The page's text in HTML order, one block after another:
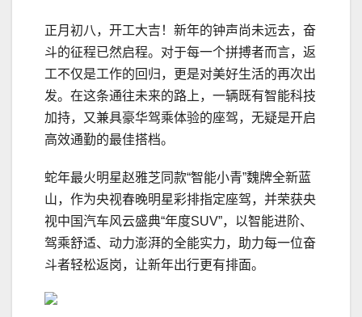
正月初八，开工大吉！新年的钟声尚未远去，奋
斗的征程已然启程。对于每一个拼搏者而言，返
工不仅是工作的回归，更是对美好生活的再次出
发。在这条通往未来的路上，一辆既有智能科技
加持，又兼具豪华驾乘体验的座驾，无疑是开启
高效通勤的最佳搭档。
蛇年最火明星赵雅芝同款“智能小青”魏牌全新蓝
山，作为央视春晚明星彩排指定座驾，并荣获央
视中国汽车风云盛典“年度SUV”，以智能进阶、
驾乘舒适、动力澎湃的全能实力，助力每一位奋
斗者轻松返岗，让新年出行更有排面。